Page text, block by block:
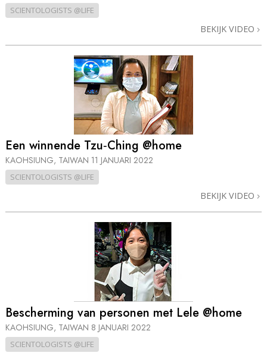
SCIENTOLOGISTS @LIFE
BEKIJK VIDEO
Een winnende Tzu‑Ching @home
KAOHSIUNG, TAIWAN 11 JANUARI 2022
SCIENTOLOGISTS @LIFE
BEKIJK VIDEO
Bescherming van personen met Lele @home
KAOHSIUNG, TAIWAN 8 JANUARI 2022
SCIENTOLOGISTS @LIFE